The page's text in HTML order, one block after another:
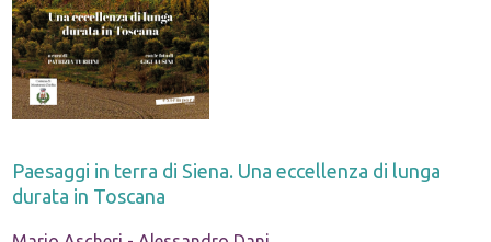
Paesaggi in terra di Siena. Una eccellenza di lunga
durata in Toscana